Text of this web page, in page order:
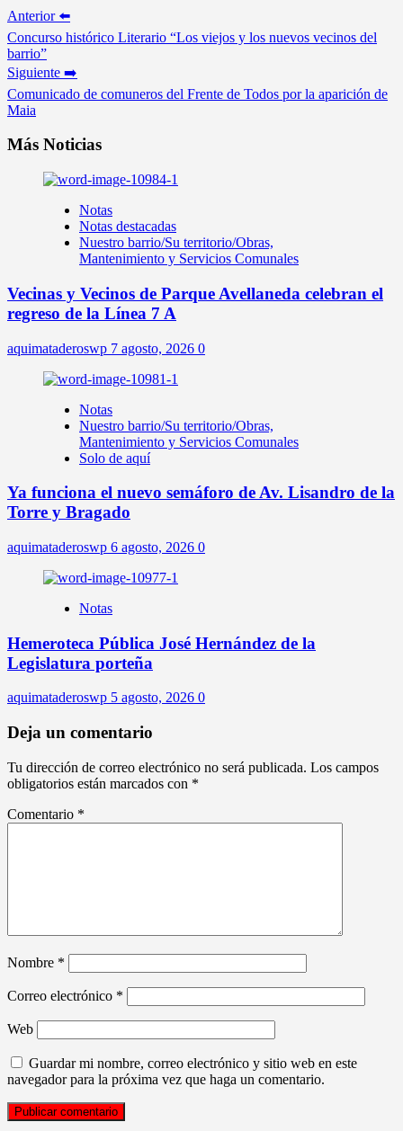
Anterior ⬅️
Concurso histórico Literario “Los viejos y los nuevos vecinos del
barrio”
Siguiente ➡️
Comunicado de comuneros del Frente de Todos por la aparición de
Maia
Más Noticias
Notas
Notas destacadas
Nuestro barrio/Su territorio/Obras,
Mantenimiento y Servicios Comunales
Vecinas y Vecinos de Parque Avellaneda celebran el
regreso de la Línea 7 A
aquimataderoswp 7 agosto, 2026 0
Notas
Nuestro barrio/Su territorio/Obras,
Mantenimiento y Servicios Comunales
Solo de aquí
Ya funciona el nuevo semáforo de Av. Lisandro de la
Torre y Bragado
aquimataderoswp 6 agosto, 2026 0
Notas
Hemeroteca Pública José Hernández de la
Legislatura porteña
aquimataderoswp 5 agosto, 2026 0
Deja un comentario
Tu dirección de correo electrónico no será publicada. Los campos
obligatorios están marcados con *
Comentario *
Nombre *
Correo electrónico *
Web
Guardar mi nombre, correo electrónico y sitio web en este
navegador para la próxima vez que haga un comentario.